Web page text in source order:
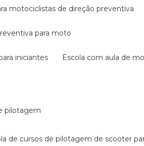
motociclistas de direção preventiva
para moto
iniciantes escola com aula de
pilotagem
de cursos de pilotagem de scooter